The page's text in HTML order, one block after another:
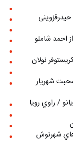
احمد شاملو
نولان
شهريار
/ راوي رويا
شهرنوش